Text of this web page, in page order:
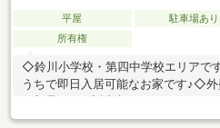
平屋 駐車場あり
所有権
◇鈴川小学校・第四中学校エリアで
うちで即日入居可能なお家です♪◇外
充実していて住みやすい住環境です